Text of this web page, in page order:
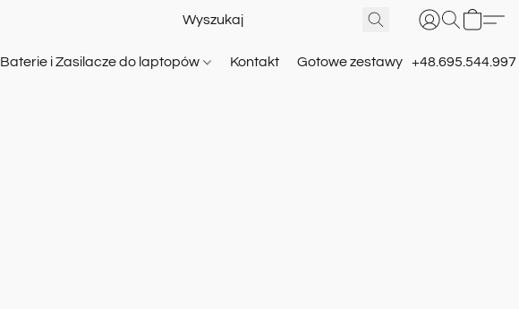
Baterie i Zasilacze do laptopów Kontakt Gotowe zestawy +48.695.544.997